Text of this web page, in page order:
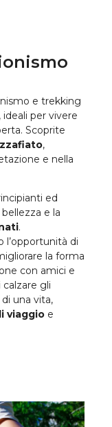
e trekking
, ideali per vivere
Scoprite
,
e nella
ed
e la
.
l’opportunità di
la forma
con amici e
calzare gli
una vita,
viaggio e